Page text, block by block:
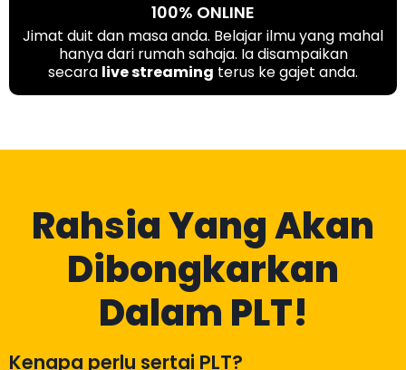
100% ONLINE
Jimat duit dan masa anda. Belajar ilmu yang mahal
hanya dari rumah sahaja. Ia disampaikan
secara live streaming terus ke gajet anda.
Rahsia Yang Akan
Dibongkarkan
Dalam PLT!
Kenapa perlu sertai PLT?